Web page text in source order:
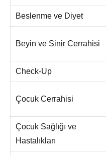
Beslenme ve Diyet
Beyin ve Sinir Cerrahisi
Check-Up
Çocuk Cerrahisi
Çocuk Sağlığı ve
Hastalıkları